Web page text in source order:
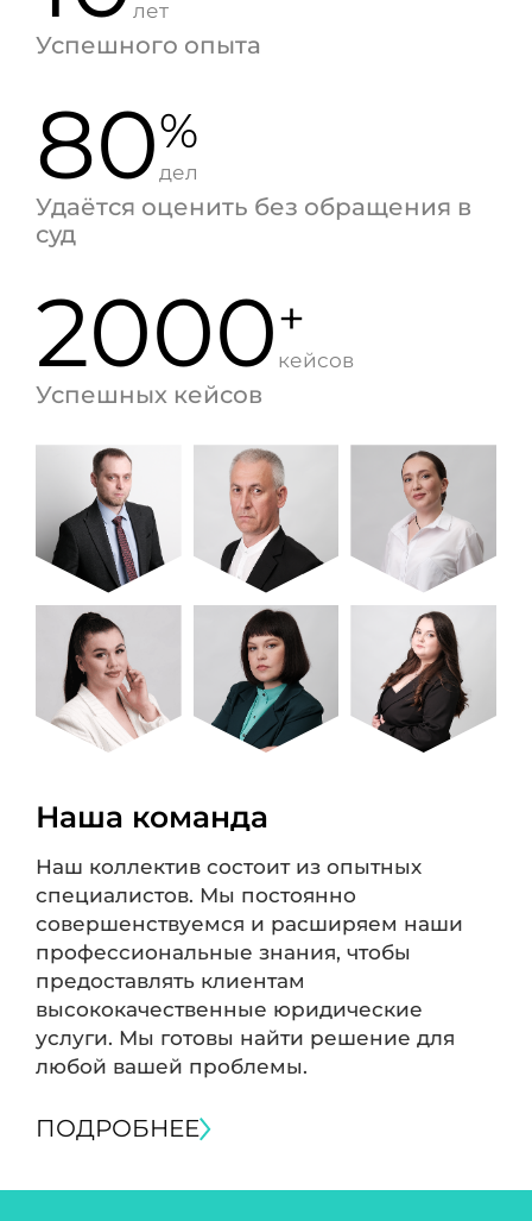
лет
Успешного опыта
80%
дел
Удаётся оценить без обращения в
суд
2000+
кейсов
Успешных кейсов
Наша команда
Наш коллектив состоит из опытных
специалистов. Мы постоянно
совершенствуемся и расширяем наши
профессиональные знания, чтобы
предоставлять клиентам
высококачественные юридические
услуги. Мы готовы найти решение для
любой вашей проблемы.
ПОДРОБНЕЕ